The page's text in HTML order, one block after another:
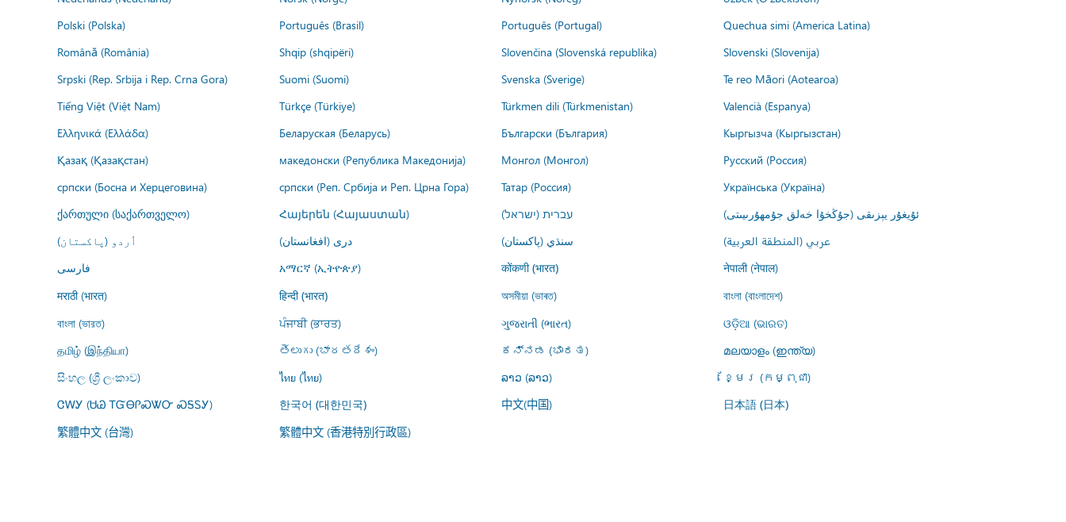
Polski (Polska)
Português (Brasil) Português (Portugal)
Quechua simi (America Latina)
Română (România)
Shqip (shqipëri) Slovenčina (Slovenská republika)
Slovenski (Slovenija)
Srpski (Rep. Srbija i Rep. Crna Gora)
Suomi (Suomi) Svenska (Sverige)
Te reo Māori (Aotearoa)
Tiếng Việt (Việt Nam)
Türkçe (Türkiye) Türkmen dili (Türkmenistan)
Valencià (Espanya)
Ελληνικά (Ελλάδα)
Беларуская (Беларусь) Български (България)
Кыргызча (Кыргызстан)
Қазақ (Қазақстан)
македонски (Република Македонија) Монгол (Монгол)
Русский (Россия)
српски (Босна и Херцеговина)
српски (Реп. Србија и Реп. Црна Гора) Татар (Россия)
Українська (Україна)
ქართული (საქართველო)
Հայերեն (Հայաստան) עברית (ישראל)
ئۇيغۇر يېزىقى (جۇڭخۇا خەلق جۇمھۇرىيىتى)
اُردو (پاکستان)
درى (افغانستان) سنڌي (پاکستان)
عربي (المنطقة العربية)
فارسى
አማርኛ (ኢትዮጵያ) कोंकणी (भारत)
नेपाली (नेपाल)
मराठी (भारत)
हिन्दी (भारत) অসমীয়া (ভাৰত)
বাংলা (বাংলাদেশ)
বাংলা (ভারত)
ਪੰਜਾਬੀ (ਭਾਰਤ) ગુજરાતી (ભારત)
ଓଡ଼ିଆ (ଭାରତ)
தமிழ் (இந்தியா)
తెలుగు (భారతదేశం) ಕನ್ನಡ (ಭಾರತ)
മലയാളം (ഇന്ത്യ)
සිංහල (ශ්‍රී ලංකාව)
ไทย (ไทย) ລາວ (ລາວ)
ខ្មែរ (កម្ពុជា)
ᏣᎳᎩ (ᏌᏊ ᎢᏳᎾᎵᏍᏔᏅ ᏍᎦᏚᎩ)
한국어 (대한민국) 中文(中国) 日本語 (日本)
繁體中文 (台灣) 繁體中文 (香港特別行政區)